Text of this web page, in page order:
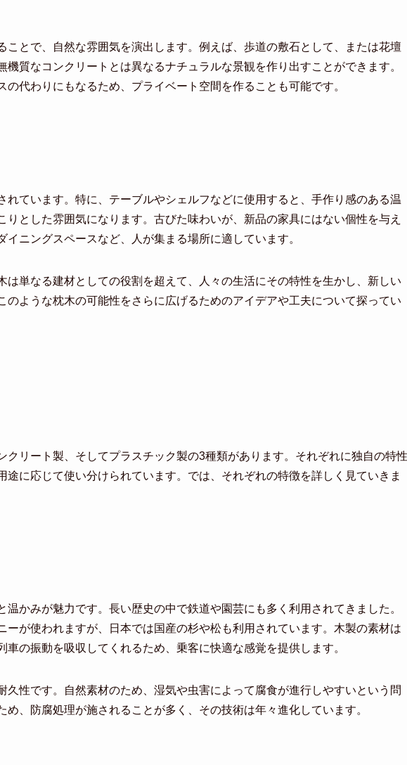
ことで、自然な雰囲気を演出します。例えば、歩道の敷石として、または花壇
機質なコンクリートとは異なるナチュラルな景観を作り出すことができます。
の代わりにもなるため、プライベート空間を作ることも可能です。
れています。特に、テーブルやシェルフなどに使用すると、手作り感のある温
りとした雰囲気になります。古びた味わいが、新品の家具にはない個性を与え
ニングスペースなど、人が集まる場所に適しています。
は単なる建材としての役割を超えて、人々の生活にその特性を生かし、新しい
のような枕木の可能性をさらに広げるためのアイデアや工夫について探ってい
クリート製、そしてプラスチック製の3種類があります。それぞれに独自の特性
途に応じて使い分けられています。では、それぞれの特徴を詳しく見ていきま
温かみが魅力です。長い歴史の中で鉄道や園芸にも多く利用されてきました。
ーが使われますが、日本では国産の杉や松も利用されています。木製の素材は
車の振動を吸収してくれるため、乗客に快適な感覚を提供します。
久性です。自然素材のため、湿気や虫害によって腐食が進行しやすいという問
め、防腐処理が施されることが多く、その技術は年々進化しています。